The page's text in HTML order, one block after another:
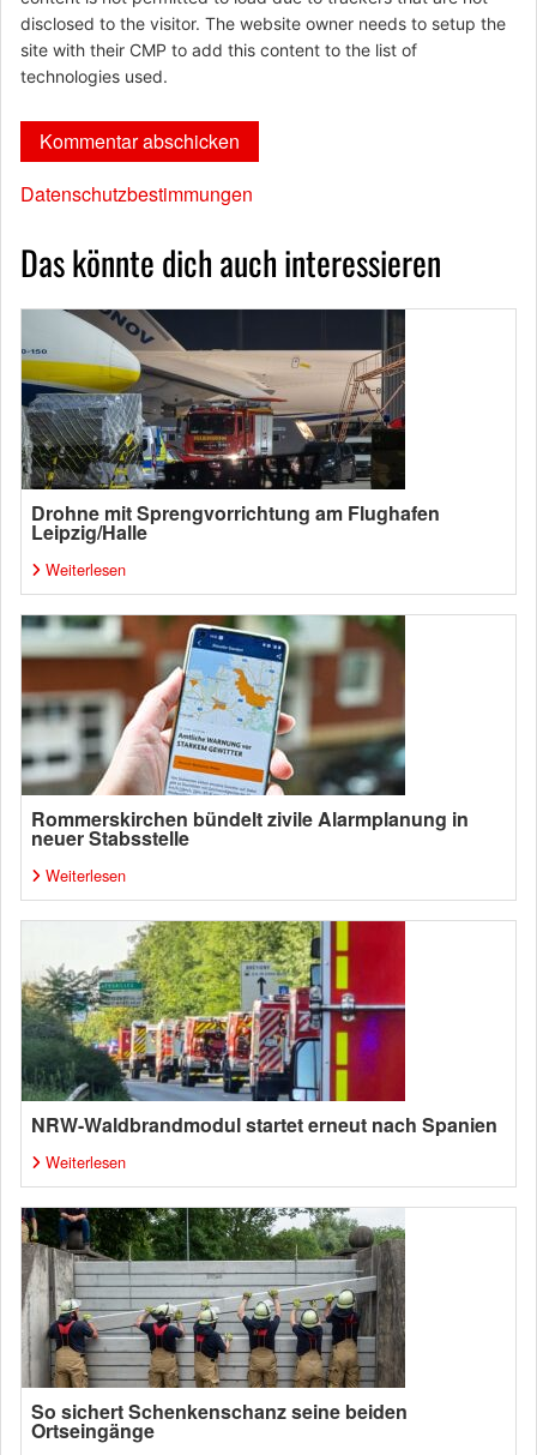
disclosed to the visitor. The website owner needs to setup the
site with their CMP to add this content to the list of
technologies used.
Datenschutzbestimmungen
Das könnte dich auch interessieren
Drohne mit Sprengvorrichtung am Flughafen
Leipzig/Halle
Weiterlesen
Rommerskirchen bündelt zivile Alarmplanung in
neuer Stabsstelle
Weiterlesen
NRW-Waldbrandmodul startet erneut nach Spanien
Weiterlesen
So sichert Schenkenschanz seine beiden
Ortseingänge